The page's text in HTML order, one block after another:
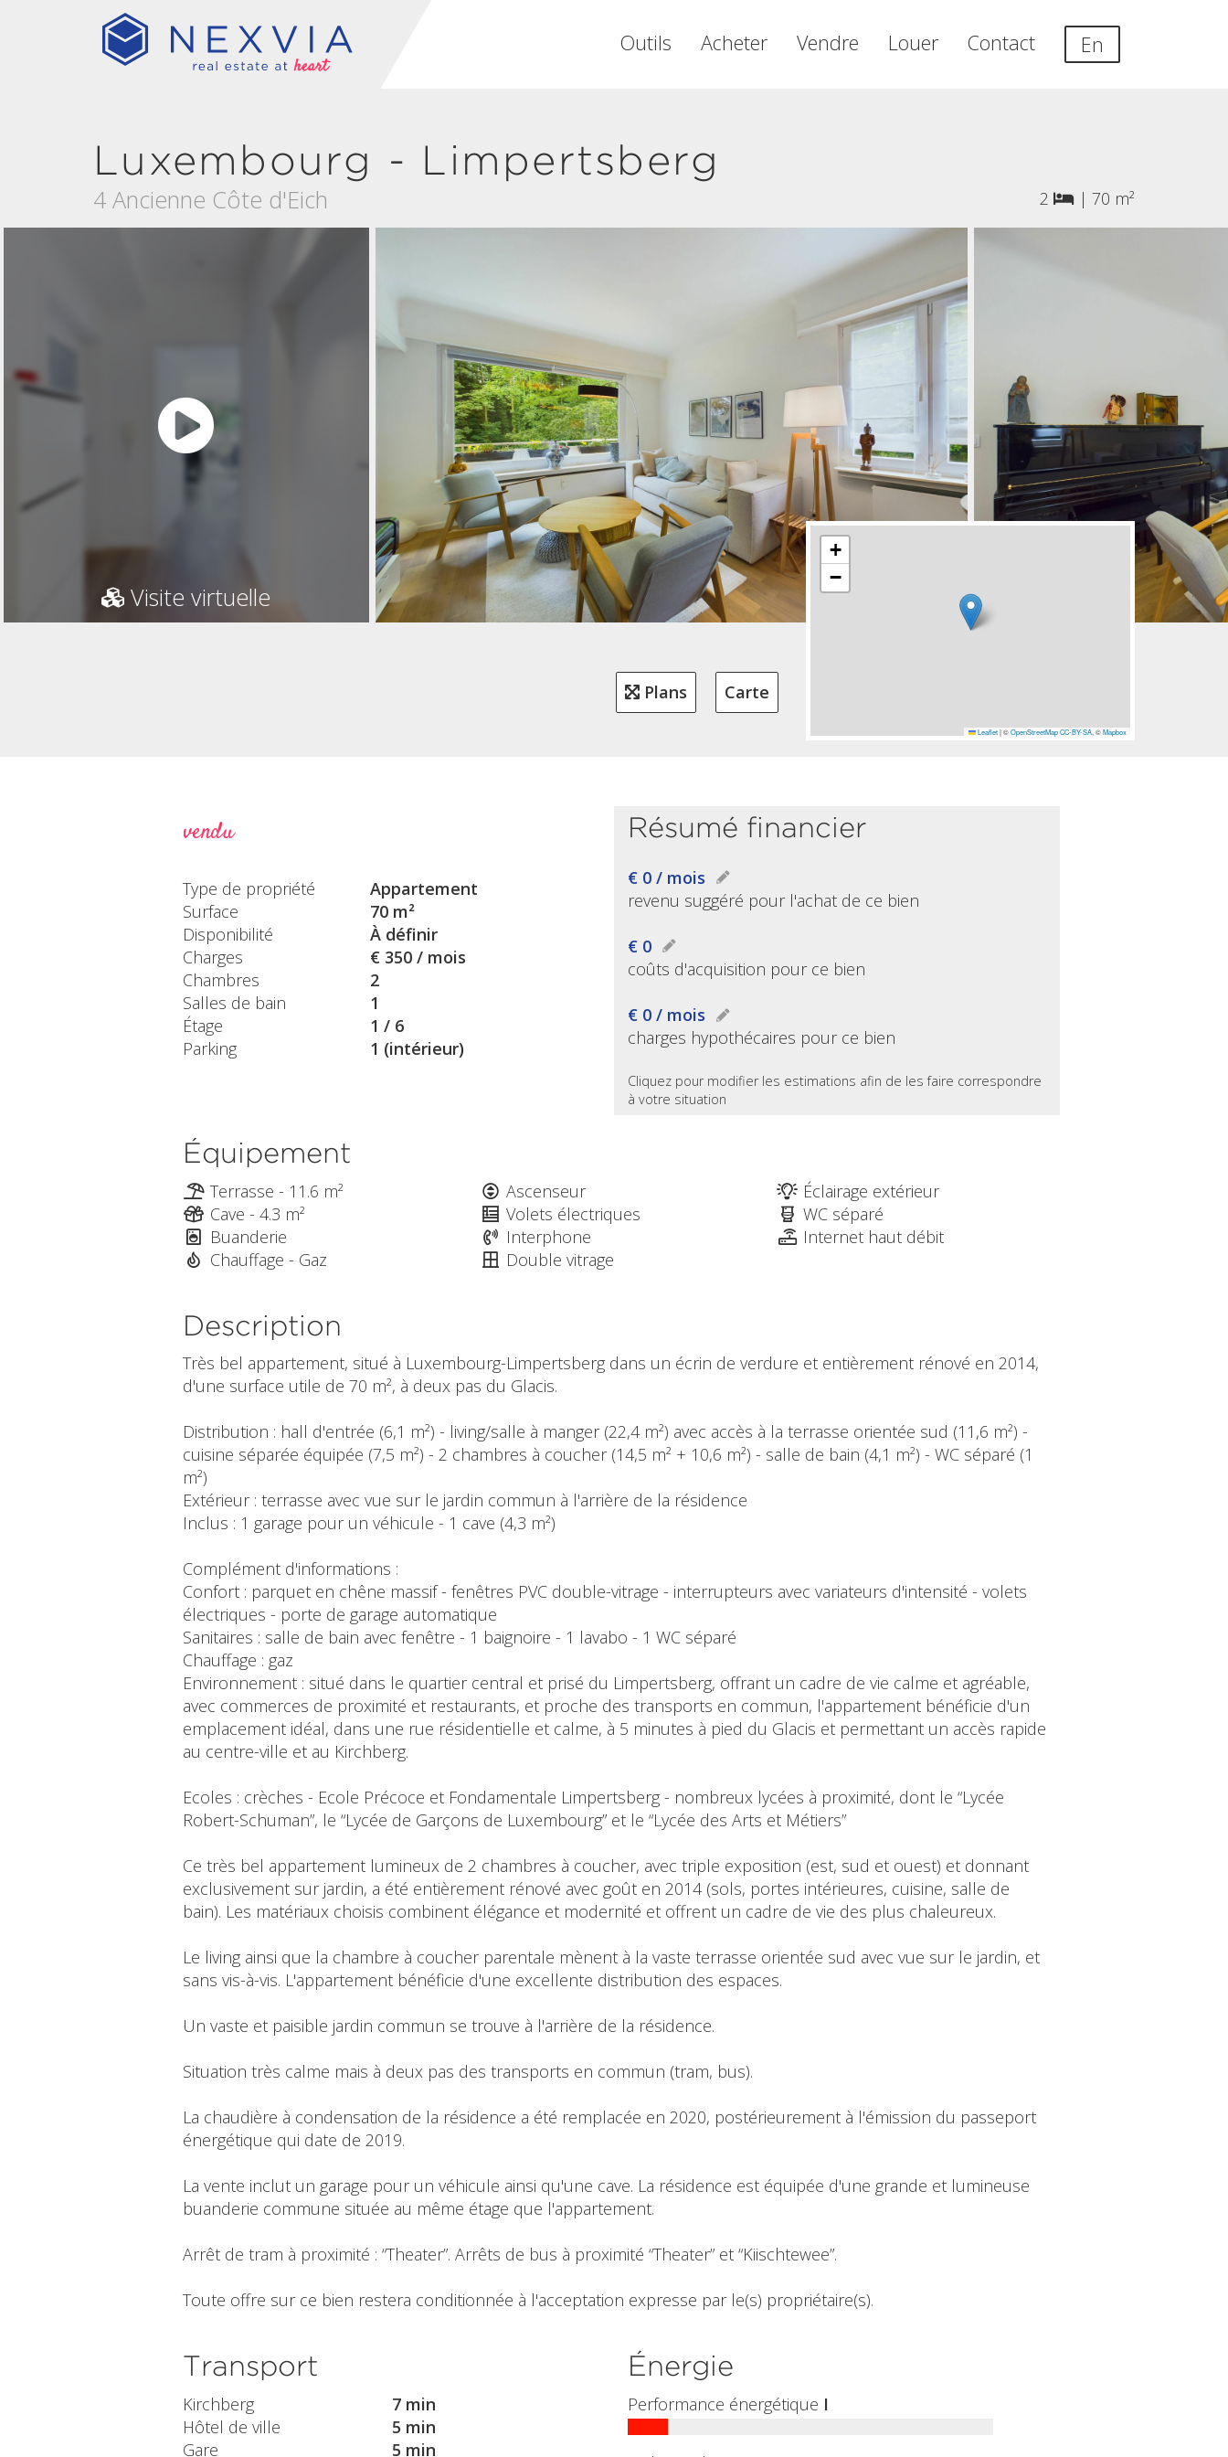
Outils Acheter Vendre Louer Contact En
Luxembourg - Limpertsberg
4 Ancienne Côte d'Eich 2 | 70 m²
Visite virtuelle
Plans Carte
+
−
Leaflet |©OpenStreetMap CC-BY-SA, ©Mapbox
vendu
Type de propriété
Appartement
Surface
70 m²
Disponibilité
À définir
Charges
€ 350 / mois
Chambres
2
Salles de bain
1
Étage
1 / 6
Parking
1 (intérieur)
Résumé financier
€ 0 / mois
revenu suggéré pour l'achat de ce bien
€ 0
coûts d'acquisition pour ce bien
€ 0 / mois
charges hypothécaires pour ce bien
Cliquez pour modifier les estimations afin de les faire correspondre
à votre situation
Équipement
Terrasse - 11.6 m²
Cave - 4.3 m²
Buanderie
Chauffage - Gaz
Ascenseur
Volets électriques
Interphone
Double vitrage
Éclairage extérieur
WC séparé
Internet haut débit
Description
Très bel appartement, situé à Luxembourg-Limpertsberg dans un écrin de verdure et entièrement rénové en 2014,
d'une surface utile de 70 m², à deux pas du Glacis.
Distribution : hall d'entrée (6,1 m²) - living/salle à manger (22,4 m²) avec accès à la terrasse orientée sud (11,6 m²) -
cuisine séparée équipée (7,5 m²) - 2 chambres à coucher (14,5 m² + 10,6 m²) - salle de bain (4,1 m²) - WC séparé (1
m²)
Extérieur : terrasse avec vue sur le jardin commun à l'arrière de la résidence
Inclus : 1 garage pour un véhicule - 1 cave (4,3 m²)
Complément d'informations :
Confort : parquet en chêne massif - fenêtres PVC double-vitrage - interrupteurs avec variateurs d'intensité - volets
électriques - porte de garage automatique
Sanitaires : salle de bain avec fenêtre - 1 baignoire - 1 lavabo - 1 WC séparé
Chauffage : gaz
Environnement : situé dans le quartier central et prisé du Limpertsberg, offrant un cadre de vie calme et agréable,
avec commerces de proximité et restaurants, et proche des transports en commun, l'appartement bénéficie d'un
emplacement idéal, dans une rue résidentielle et calme, à 5 minutes à pied du Glacis et permettant un accès rapide
au centre-ville et au Kirchberg.
Ecoles : crèches - Ecole Précoce et Fondamentale Limpertsberg - nombreux lycées à proximité, dont le “Lycée
Robert-Schuman”, le “Lycée de Garçons de Luxembourg” et le “Lycée des Arts et Métiers”
Ce très bel appartement lumineux de 2 chambres à coucher, avec triple exposition (est, sud et ouest) et donnant
exclusivement sur jardin, a été entièrement rénové avec goût en 2014 (sols, portes intérieures, cuisine, salle de
bain). Les matériaux choisis combinent élégance et modernité et offrent un cadre de vie des plus chaleureux.
Le living ainsi que la chambre à coucher parentale mènent à la vaste terrasse orientée sud avec vue sur le jardin, et
sans vis-à-vis. L'appartement bénéficie d'une excellente distribution des espaces.
Un vaste et paisible jardin commun se trouve à l'arrière de la résidence.
Situation très calme mais à deux pas des transports en commun (tram, bus).
La chaudière à condensation de la résidence a été remplacée en 2020, postérieurement à l'émission du passeport
énergétique qui date de 2019.
La vente inclut un garage pour un véhicule ainsi qu'une cave. La résidence est équipée d'une grande et lumineuse
buanderie commune située au même étage que l'appartement.
Arrêt de tram à proximité : “Theater”. Arrêts de bus à proximité “Theater” et “Kiischtewee”.
Toute offre sur ce bien restera conditionnée à l'acceptation expresse par le(s) propriétaire(s).
Transport
Kirchberg
7 min
Hôtel de ville
5 min
Gare
5 min
Énergie
Performance énergétique I